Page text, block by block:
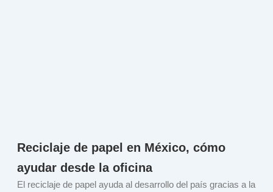
Reciclaje de papel en México, cómo
ayudar desde la oficina
El reciclaje de papel ayuda al desarrollo del país gracias a la